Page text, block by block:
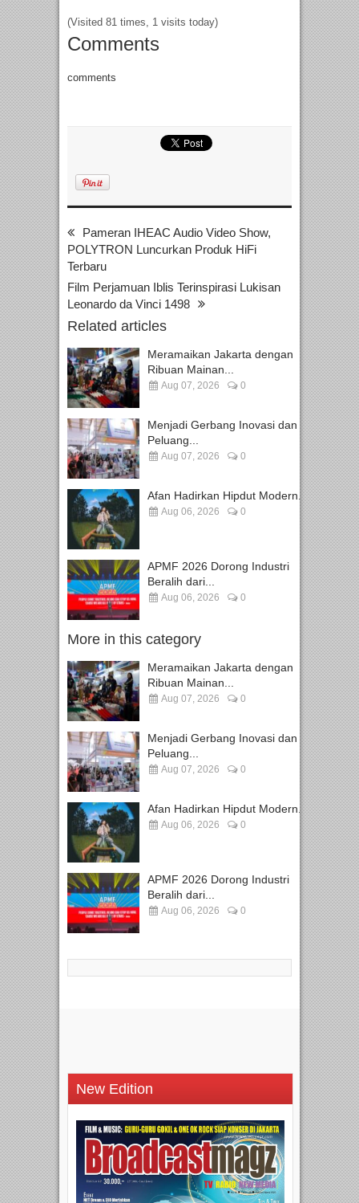
(Visited 81 times, 1 visits today)
Comments
comments
Pameran IHEAC Audio Video Show,
POLYTRON Luncurkan Produk HiFi
Terbaru
Film Perjamuan Iblis Terinspirasi Lukisan
Leonardo da Vinci 1498
Related articles
Meramaikan Jakarta dengan
Ribuan Mainan...
Aug 07, 2026 0
Menjadi Gerbang Inovasi dan
Peluang...
Aug 07, 2026 0
Afan Hadirkan Hipdut Modern...
Aug 06, 2026 0
APMF 2026 Dorong Industri
Beralih dari...
Aug 06, 2026 0
More in this category
Meramaikan Jakarta dengan
Ribuan Mainan...
Aug 07, 2026 0
Menjadi Gerbang Inovasi dan
Peluang...
Aug 07, 2026 0
Afan Hadirkan Hipdut Modern...
Aug 06, 2026 0
APMF 2026 Dorong Industri
Beralih dari...
Aug 06, 2026 0
New Edition